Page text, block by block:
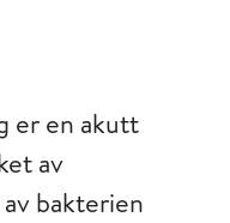
er en akutt
av
bakterien